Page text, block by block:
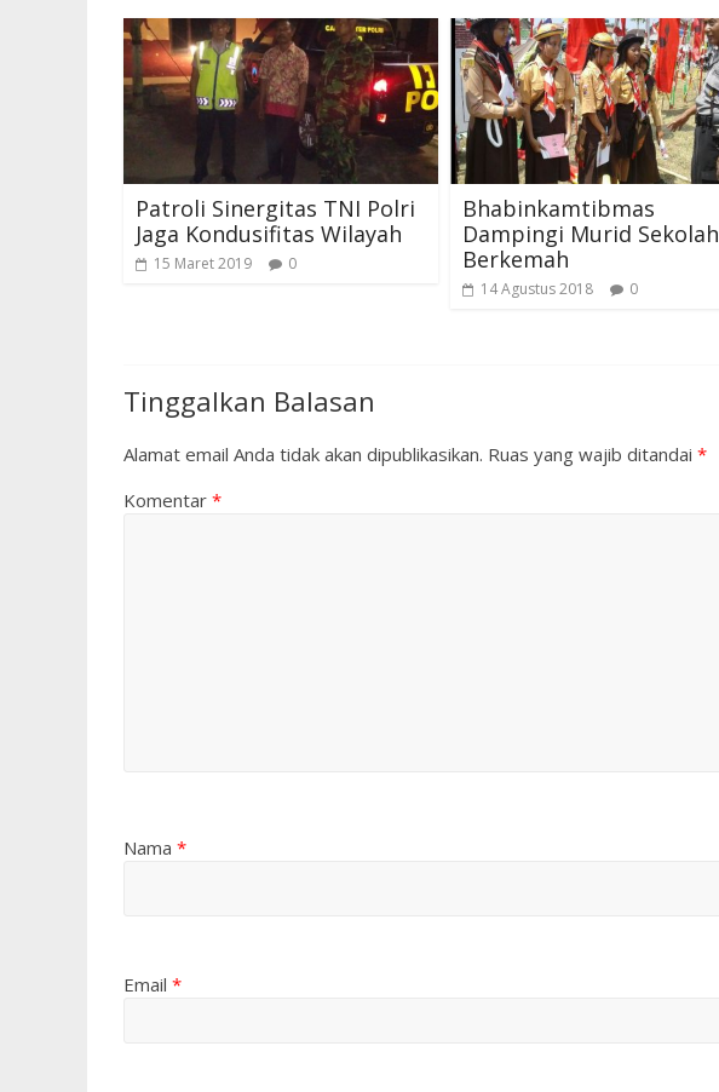
Patroli Sinergitas TNI Polri
Jaga Kondusifitas Wilayah
15 Maret 2019 0
Bhabinkamtibmas
Dampingi Murid Sekolah
Berkemah
14 Agustus 2018 0
Tinggalkan Balasan
Alamat email Anda tidak akan dipublikasikan. Ruas yang wajib ditandai *
Komentar *
Nama *
Email *